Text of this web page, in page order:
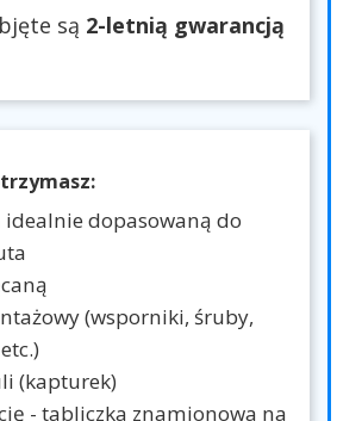
są 2-letnią gwarancją
idealnie dopasowaną do
(wsporniki, śruby,
(kapturek)
- tabliczka znamionowa na